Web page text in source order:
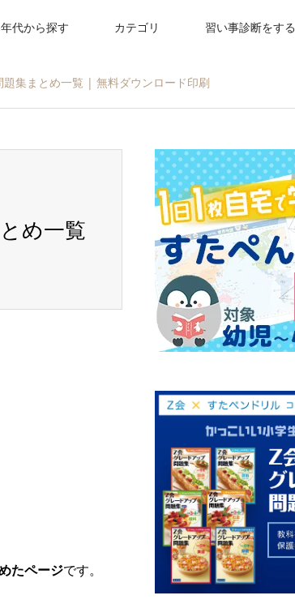
年代から探す カテゴリ 習い事診断をする
集まとめ一覧 | 無料ダウンロード印刷
め一覧
たページです。